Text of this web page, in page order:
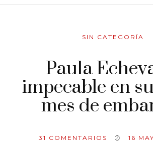
SIN CATEGORÍA
Paula
impecable en
mes de
31 COMENTARIOS 16